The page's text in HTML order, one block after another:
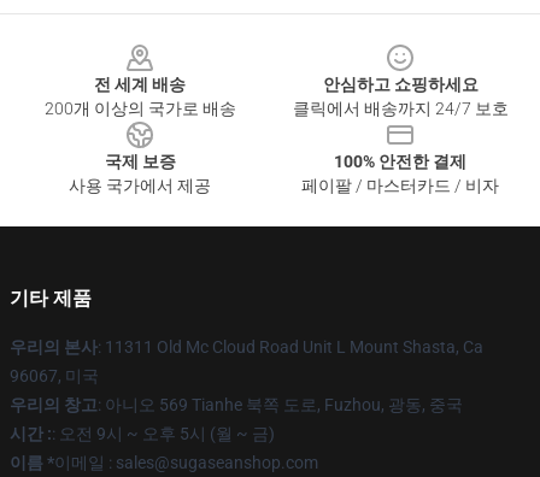
전 세계 배송
200개 이상의 국가로 배송
안심하고 쇼핑하세요
클릭에서 배송까지 24/7 보호
국제 보증
사용 국가에서 제공
100% 안전한 결제
페이팔 / 마스터카드 / 비자
기타 제품
우리의 본사: 11311 Old Mc Cloud Road Unit L Mount Shasta, Ca
96067, 미국
우리의 창고: 아니오 569 Tianhe 북쪽 도로, Fuzhou, 광동, 중국
시간 :: 오전 9시 ~ 오후 5시 (월 ~ 금)
이름 *이메일 : sales@sugaseanshop.com